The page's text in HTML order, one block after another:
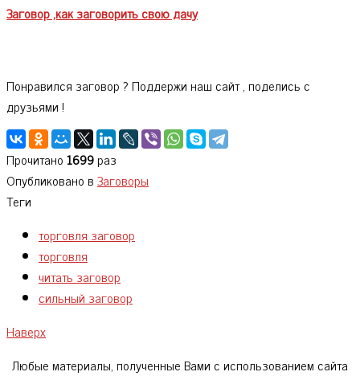
Заговор ,как заговорить свою дачу
Понравился заговор ? Поддержи наш сайт , поделись с
друзьями !
Прочитано1699раз
Опубликовано вЗаговоры
Теги
торговля заговор
торговля
читать заговор
сильный заговор
Наверх
Любые материалы, полученные Вами с использованием сайта